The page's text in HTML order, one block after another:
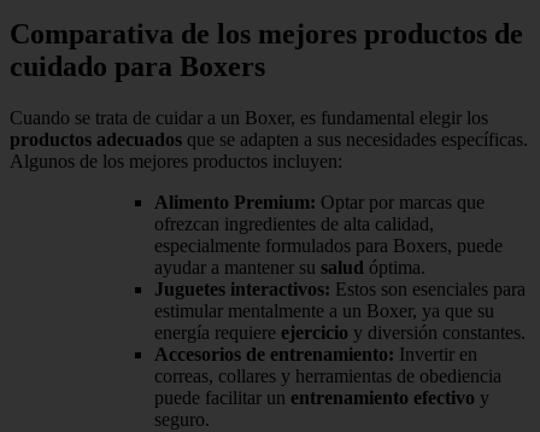
Comparativa de los mejores productos de
cuidado para Boxers
Cuando se trata de cuidar a un Boxer, es fundamental elegir los
productos adecuados que se adapten a sus necesidades específicas.
Algunos de los mejores productos incluyen:
Alimento Premium: Optar por marcas que
ofrezcan ingredientes de alta calidad,
especialmente formulados para Boxers, puede
ayudar a mantener su salud óptima.
Juguetes interactivos: Estos son esenciales para
estimular mentalmente a un Boxer, ya que su
energía requiere ejercicio y diversión constantes.
Accesorios de entrenamiento: Invertir en
correas, collares y herramientas de obediencia
puede facilitar un entrenamiento efectivo y
seguro.